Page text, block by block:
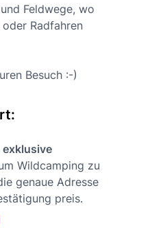
Feldwege, wo
Radfahren
Besuch :-)
exklusive
Wildcamping zu
genaue Adresse
preis.